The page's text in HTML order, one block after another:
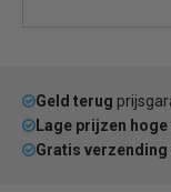
Geld terug
Lage prijzen
Gratis verzending